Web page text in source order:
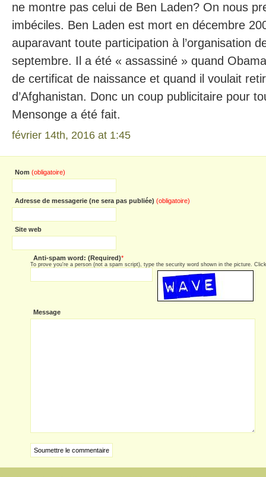
ne montre pas celui de Ben Laden? On nous
imbéciles. Ben Laden est mort en décembre
auparavant toute participation à l’organisation
septembre. Il a été « assassiné » quand
de certificat de naissance et quand il voulait
d’Afghanistan. Donc un coup publicitaire pour
Mensonge a été fait.
février 14th, 2016 at 1:45
Nom (obligatoire)
Adresse de messagerie (ne sera pas publiée) (obligatoire)
Site web
Anti-spam word: (Required)*
To prove you're a person (not a spam script), type the security word shown in the picture.
Message